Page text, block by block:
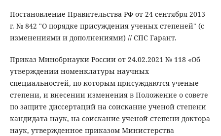
Постановление Правительства РФ от 24 сентября 2013
г. № 842 "О порядке присуждения ученых степеней" (с
изменениями и дополнениями) // СПС Гарант.
Приказ Минобрнауки России от 24.02.2021 № 118 «Об
утверждении номенклатуры научных
специальностей, по которым присуждаются ученые
степени, и внесении изменения в Положение о совете
по защите диссертаций на соискание ученой степени
кандидата наук, на соискание ученой степени доктора
наук, утвержденное приказом Министерства